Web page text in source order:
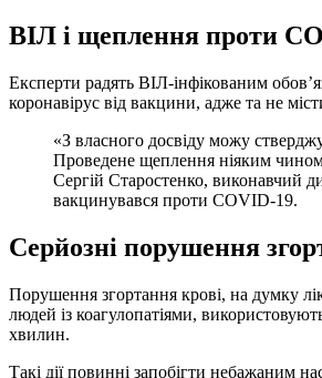
ВІЛ і щеплення проти
Експерти радять ВІЛ-інфікованим
коронавірус від вакцини, адже та не
«З власного досвіду можу
Проведене щеплення ніяким чином
Сергій Старостенко, виконавчий
вакцинувався проти COVID-19.
Серйозні порушення
Порушення згортання крові, на думку
людей із коагулопатіями,
хвилин.
Такі дії повинні запобігти небажаним